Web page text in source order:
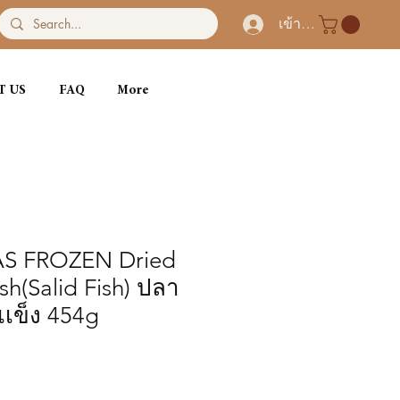
เข้าสู่ระบบ
US FAQ More
FROZEN Dried
Fish) ปลา
ข็ง 454g